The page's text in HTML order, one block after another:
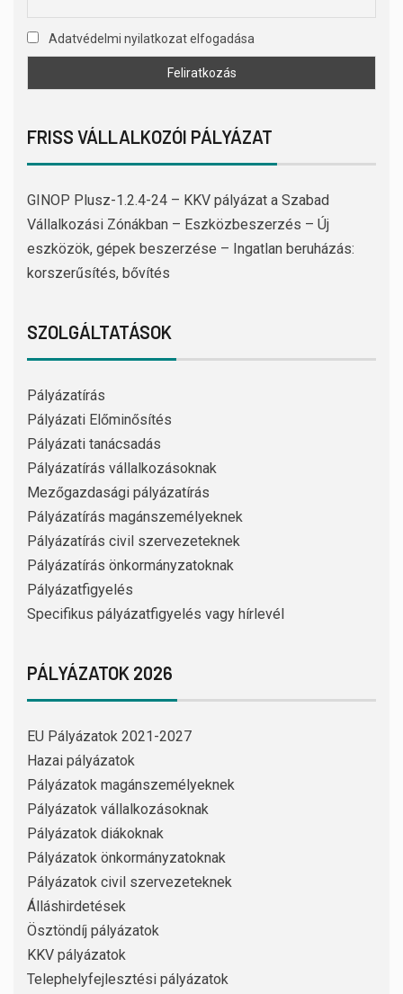
Adatvédelmi nyilatkozat elfogadása
FRISS VÁLLALKOZÓI PÁLYÁZAT
GINOP Plusz-1.2.4-24 – KKV pályázat a Szabad
Vállalkozási Zónákban – Eszközbeszerzés – Új
eszközök, gépek beszerzése – Ingatlan beruházás:
korszerűsítés, bővítés
SZOLGÁLTATÁSOK
Pályázatírás
Pályázati Előminősítés
Pályázati tanácsadás
Pályázatírás vállalkozásoknak
Mezőgazdasági pályázatírás
Pályázatírás magánszemélyeknek
Pályázatírás civil szervezeteknek
Pályázatírás önkormányzatoknak
Pályázatfigyelés
Specifikus pályázatfigyelés vagy hírlevél
PÁLYÁZATOK 2026
EU Pályázatok 2021-2027
Hazai pályázatok
Pályázatok magánszemélyeknek
Pályázatok vállalkozásoknak
Pályázatok diákoknak
Pályázatok önkormányzatoknak
Pályázatok civil szervezeteknek
Álláshirdetések
Ösztöndíj pályázatok
KKV pályázatok
Telephelyfejlesztési pályázatok